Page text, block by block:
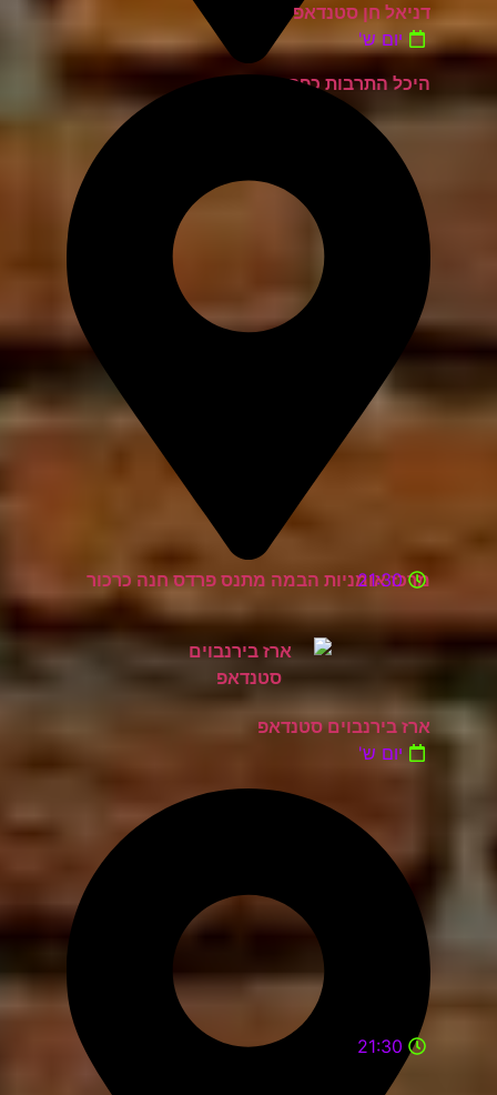
היכל התרבות כפר סבא
דניאל חן סטנדאפ
יום ש'
מרכז אומניות הבמה מתנס פרדס חנה כרכור
21:30
ארז בירנבוים סטנדאפ
יום ש'
21:30